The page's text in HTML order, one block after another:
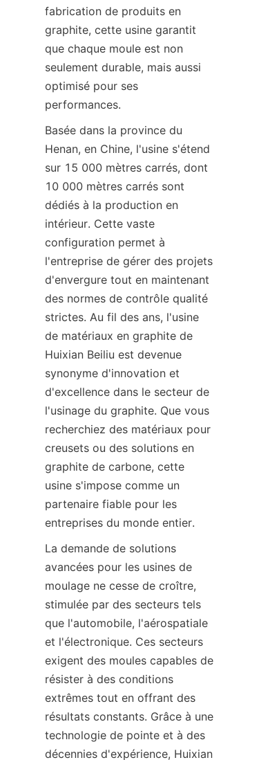
fabrication de produits en
graphite, cette usine garantit
que chaque moule est non
seulement durable, mais aussi
optimisé pour ses
performances.
Basée dans la province du
Henan, en Chine, l'usine s'étend
sur 15 000 mètres carrés, dont
10 000 mètres carrés sont
dédiés à la production en
intérieur. Cette vaste
configuration permet à
l'entreprise de gérer des projets
d'envergure tout en maintenant
des normes de contrôle qualité
strictes. Au fil des ans, l'usine
de matériaux en graphite de
Huixian Beiliu est devenue
synonyme d'innovation et
d'excellence dans le secteur de
l'usinage du graphite. Que vous
recherchiez des matériaux pour
creusets ou des solutions en
graphite de carbone, cette
usine s'impose comme un
partenaire fiable pour les
entreprises du monde entier.
La demande de solutions
avancées pour les usines de
moulage ne cesse de croître,
stimulée par des secteurs tels
que l'automobile, l'aérospatiale
et l'électronique. Ces secteurs
exigent des moules capables de
résister à des conditions
extrêmes tout en offrant des
résultats constants. Grâce à une
technologie de pointe et à des
décennies d'expérience, Huixian